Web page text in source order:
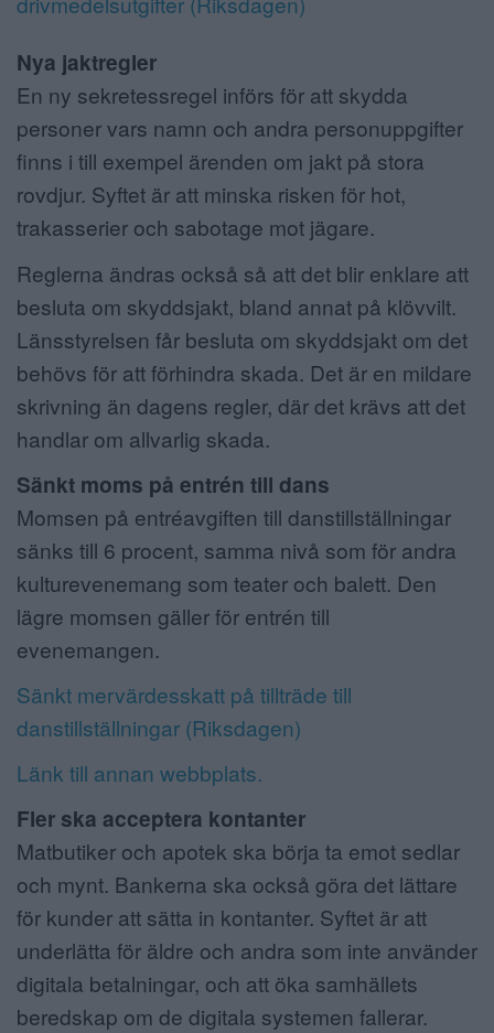
Nya jaktregler
En ny sekretessregel införs för att skydda
personer vars namn och andra personuppgifter
finns i till exempel ärenden om jakt på stora
rovdjur. Syftet är att minska risken för hot,
trakasserier och sabotage mot jägare.
Reglerna ändras också så att det blir enklare att
besluta om skyddsjakt, bland annat på klövvilt.
Länsstyrelsen får besluta om skyddsjakt om det
behövs för att förhindra skada. Det är en mildare
skrivning än dagens regler, där det krävs att det
handlar om allvarlig skada.
Sänkt moms på entrén till dans
Momsen på entréavgiften till danstillställningar
sänks till 6 procent, samma nivå som för andra
kulturevenemang som teater och balett. Den
lägre momsen gäller för entrén till
evenemangen.
Sänkt mervärdesskatt på tillträde till
danstillställningar (Riksdagen)
Länk till annan webbplats.
Fler ska acceptera kontanter
Matbutiker och apotek ska börja ta emot sedlar
och mynt. Bankerna ska också göra det lättare
för kunder att sätta in kontanter. Syftet är att
underlätta för äldre och andra som inte använder
digitala betalningar, och att öka samhällets
beredskap om de digitala systemen fallerar.